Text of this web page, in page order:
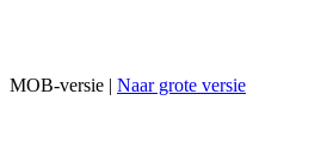
MOB-versie | Naar grote versie